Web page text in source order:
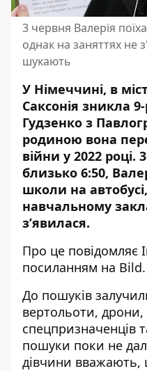
3 червня Валерія
однак на заняттях не
шукають
У Німеччині, в
Саксонія зникла
Гудзенко з
родиною вона
війни у 2022 році.
близько 6:50,
школи на автобусі
навчальному
з’явилася.
Про це повідомляє
посиланням на Bild.
До пошуків
вертольоти, дрони,
спецпризначенців
пошуки поки не
дівчини вважають,